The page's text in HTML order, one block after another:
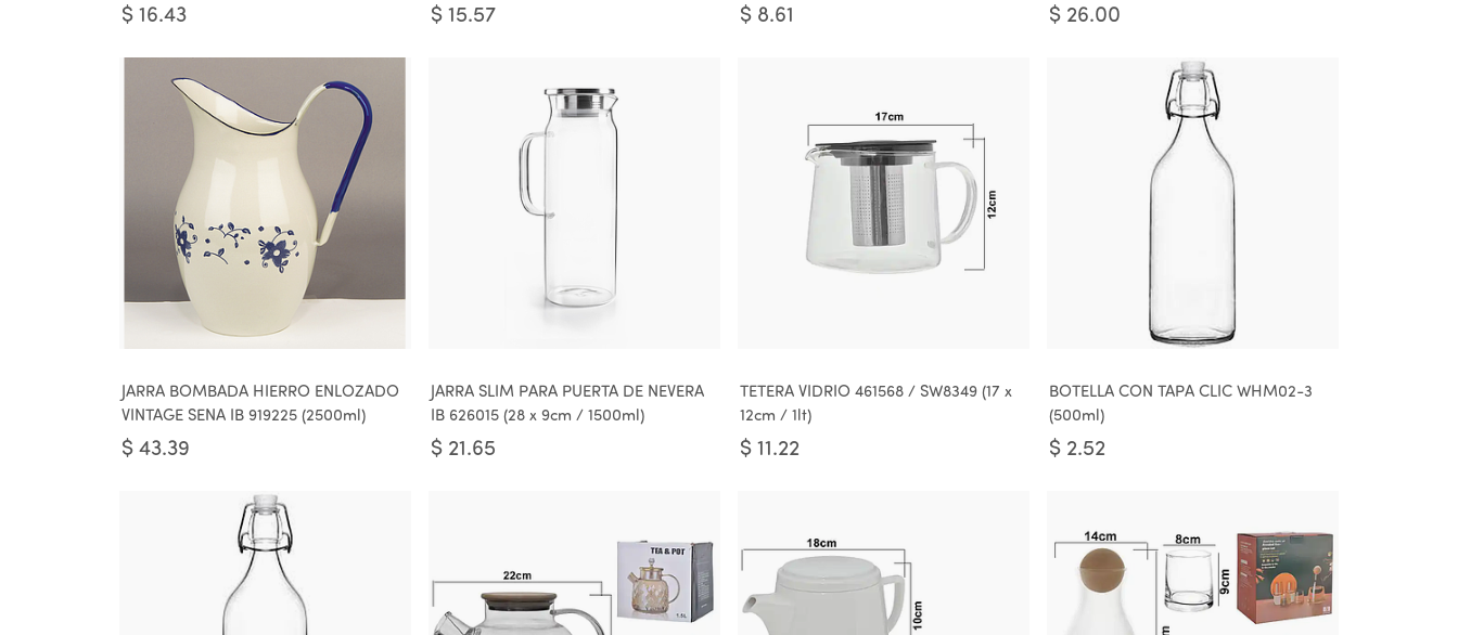
$ 16.43 $ 15.57 $ 8.61 $ 26.00
JARRA BOMBADA HIERRO ENLOZADO
VINTAGE SENA IB 919225 (2500ml)
$ 43.39
JARRA SLIM PARA PUERTA DE NEVERA
IB 626015 (28 x 9cm / 1500ml)
$ 21.65
TETERA VIDRIO 461568 / SW8349 (17 x
12cm / 1lt)
$ 11.22
BOTELLA CON TAPA CLIC WHM02-3
(500ml)
$ 2.52